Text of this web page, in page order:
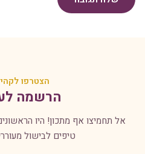
הצטרפו
הרשמה
אל תחמיצו אף מתכון! היו
טיפים לבישול